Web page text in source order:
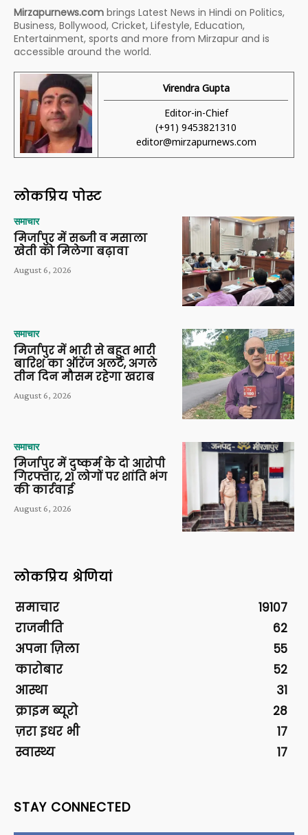
Mirzapurnews.com brings Latest News in Hindi on Politics,
Business, Bollywood, Cricket, Lifestyle, Education,
Entertainment, sports and more from Mirzapur and is
accessible around the world.
Virendra Gupta
Editor-in-Chief
(+91) 9453821310
editor@mirzapurnews.com
लोकप्रिय पोस्ट
समाचार
मिर्जापुर में सब्जी व मसाला
खेती को मिलेगा बढ़ावा
August 6, 2026
समाचार
मिर्जापुर में भारी से बहुत भारी
बारिश का ऑरेंज अलर्ट, अगले
तीन दिन मौसम रहेगा खराब
August 6, 2026
समाचार
मिर्जापुर में दुष्कर्म के दो आरोपी
गिरफ्तार, 21 लोगों पर शांति भंग
की कार्रवाई
August 6, 2026
लोकप्रिय श्रेणियां
समाचार
19107
राजनीति
62
अपना ज़िला
55
कारोबार
52
आस्था
31
क्राइम ब्यूरो
28
ज़रा इधर भी
17
स्वास्थ्य
17
STAY CONNECTED